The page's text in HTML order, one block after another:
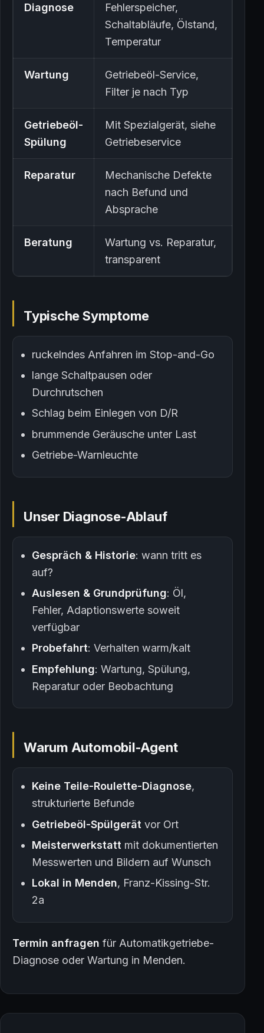
Diagnose
Fehlerspeicher,
Schaltabläufe, Ölstand,
Temperatur
Wartung
Getriebeöl-Service,
Filter je nach Typ
Getriebeöl-
Spülung
Mit Spezialgerät, siehe
Getriebeservice
Reparatur
Mechanische Defekte
nach Befund und
Absprache
Beratung
Wartung vs. Reparatur,
transparent
Typische Symptome
ruckelndes Anfahren im Stop-and-Go
lange Schaltpausen oder
Durchrutschen
Schlag beim Einlegen von D/R
brummende Geräusche unter Last
Getriebe-Warnleuchte
Unser Diagnose-Ablauf
Gespräch & Historie: wann tritt es
auf?
Auslesen & Grundprüfung: Öl,
Fehler, Adaptionswerte soweit
verfügbar
Probefahrt: Verhalten warm/kalt
Empfehlung: Wartung, Spülung,
Reparatur oder Beobachtung
Warum Automobil-Agent
Keine Teile-Roulette-Diagnose,
strukturierte Befunde
Getriebeöl-Spülgerät vor Ort
Meisterwerkstatt mit dokumentierten
Messwerten und Bildern auf Wunsch
Lokal in Menden, Franz-Kissing-Str.
2a
Termin anfragen für Automatikgetriebe-
Diagnose oder Wartung in Menden.